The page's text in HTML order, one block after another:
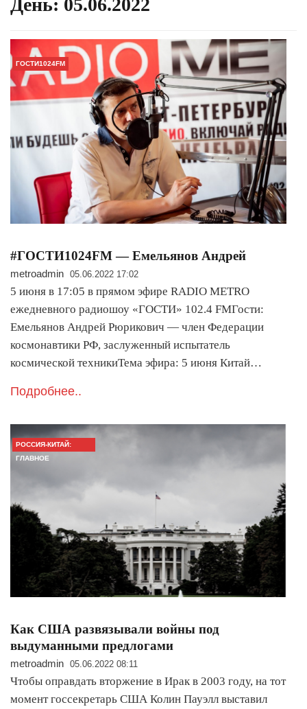
День: 05.06.2022
ГОСТИ1024FM
#ГОСТИ1024FM — Емельянов Андрей
metroadmin 05.06.2022 17:02
5 июня в 17:05 в прямом эфире RADIO METRO
ежедневного радиошоу «ГОСТИ» 102.4 FMГости:
Емельянов Андрей Рюрикович — член Федерации
космонавтики РФ, заслуженный испытатель
космической техникиТема эфира: 5 июня Китай…
Подробнее..
РОССИЯ-КИТАЙ:
ГЛАВНОЕ
Как США развязывали войны под
выдуманными предлогами
metroadmin 05.06.2022 08:11
Чтобы оправдать вторжение в Ирак в 2003 году, на тот
момент госсекретарь США Колин Пауэлл выставил